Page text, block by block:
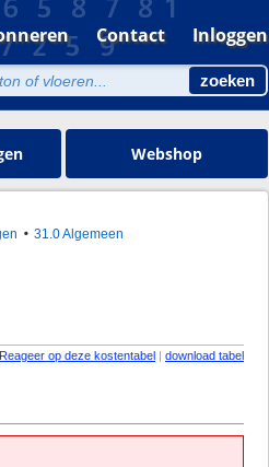
Contact Inloggen
Webshop
31.0 Algemeen
Reageer op deze kostentabel | download tabel